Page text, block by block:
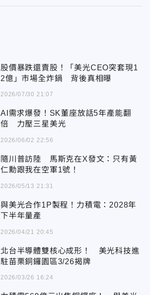
股價暴跌還賣股！「美光CEO突套現1
2億」市場全炸鍋 背後真相曝
2026/07/30 21:07
AI需求爆發！SK董座放話5年產能翻
倍 力壓三星美光
2026/06/02 22:56
隨川普訪陸 馬斯克在X發文：只有黃
仁勳跟我在空軍1號！
2026/05/13 21:31
與美光合作1P製程！力積電：2028年
下半年量產
2026/04/21 20:45
北台半導體雙核心成形！ 美光科技進
駐苗栗銅鑼園區3/26揭牌
2026/03/26 16:24